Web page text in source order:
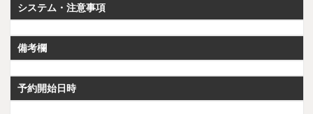
システム・注意事項
備考欄
予約開始日時